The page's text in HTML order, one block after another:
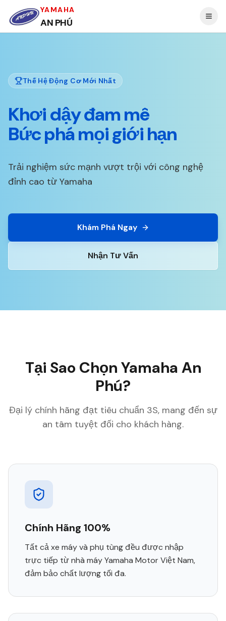
YAMAHA
AN PHÚ
Thế Hệ Động Cơ Mới Nhất
Khơi dậy đam mê
Bức phá mọi giới hạn
Trải nghiệm sức mạnh vượt trội với công nghệ
đỉnh cao từ Yamaha
Khám Phá Ngay
Nhận Tư Vấn
Tại Sao Chọn Yamaha An
Phú?
Đại lý chính hãng đạt tiêu chuẩn 3S, mang đến sự
an tâm tuyệt đối cho khách hàng.
Chính Hãng 100%
Tất cả xe máy và phụ tùng đều được nhập
trực tiếp từ nhà máy Yamaha Motor Việt Nam,
đảm bảo chất lượng tối đa.